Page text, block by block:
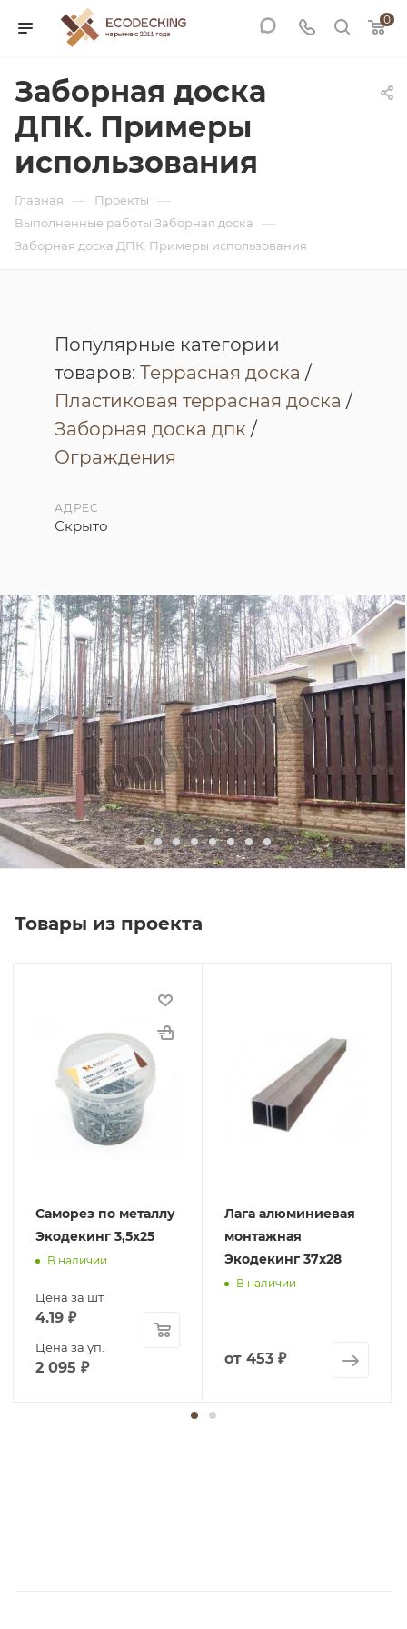
0
Заборная доска
ДПК. Примеры
использования
Главная — Проекты —
Выполненные работы Заборная доска —
Заборная доска ДПК. Примеры использования
Популярные категории
товаров: Террасная доска /
Пластиковая террасная доска /
Заборная доска дпк /
Ограждения
АДРЕС
Скрыто
Товары из проекта
Саморез по металлу
Экодекинг 3,5х25
В наличии
Цена за шт.
4.19 ₽
Цена за уп.
2 095 ₽
Лага алюминиевая
монтажная
Экодекинг 37х28
В наличии
от 453 ₽